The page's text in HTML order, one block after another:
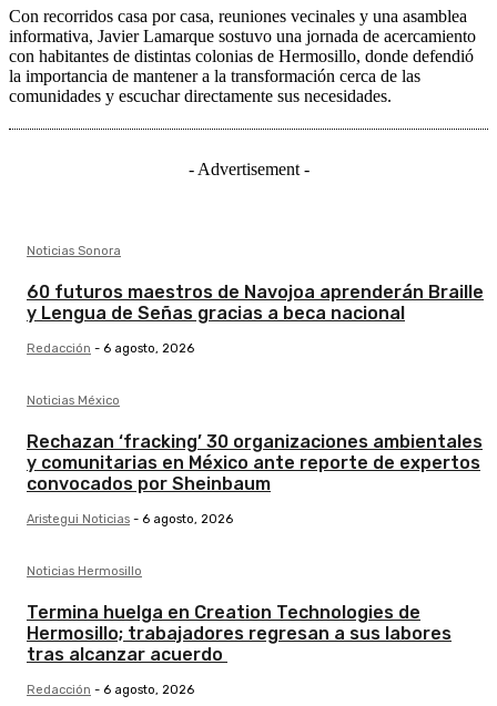
Con recorridos casa por casa, reuniones vecinales y una asamblea
informativa, Javier Lamarque sostuvo una jornada de acercamiento
con habitantes de distintas colonias de Hermosillo, donde defendió
la importancia de mantener a la transformación cerca de las
comunidades y escuchar directamente sus necesidades.
- Advertisement -
Noticias Sonora
60 futuros maestros de Navojoa aprenderán Braille
y Lengua de Señas gracias a beca nacional
Redacción - 6 agosto, 2026
Noticias México
Rechazan ‘fracking’ 30 organizaciones ambientales
y comunitarias en México ante reporte de expertos
convocados por Sheinbaum
Aristegui Noticias - 6 agosto, 2026
Noticias Hermosillo
Termina huelga en Creation Technologies de
Hermosillo; trabajadores regresan a sus labores
tras alcanzar acuerdo
Redacción - 6 agosto, 2026